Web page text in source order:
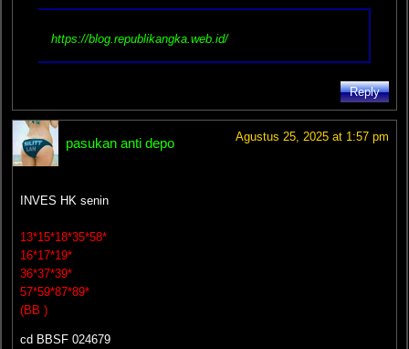
https://blog.republikangka.web.id/
Reply
pasukan anti depo Agustus 25, 2025 at 1:57 pm
INVES HK senin
13*15*18*35*58*
16*17*19*
36*37*39*
57*59*87*89*
(BB )
cd BBSF 024679